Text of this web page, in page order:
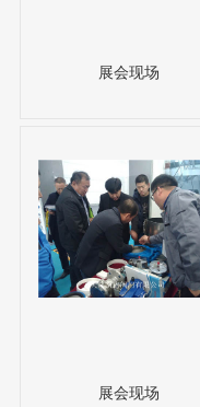
展会现场
展会现场